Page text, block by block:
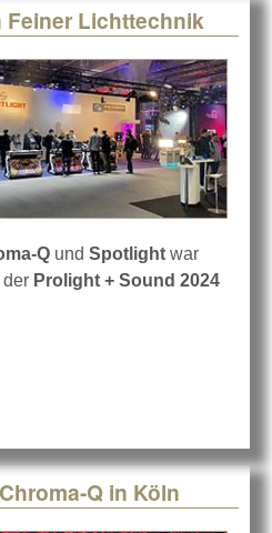
Lichttechnik
Q und Spotlight war
der Prolight + Sound 2024
Q in Köln